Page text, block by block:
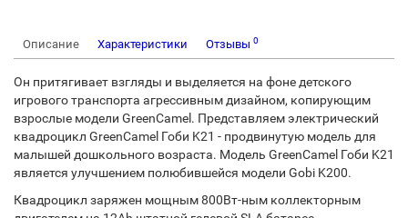
Описание Характеристики Отзывы 0
Он притягивает взгляды и выделяется на фоне детского
игрового транспорта агрессивным дизайном, копирующим
взрослые модели GreenCamel. Представляем электрический
квадроцикл GreenCamel Гоби K21 - продвинутую модель для
малышей дошкольного возраста. Модель GreenCamel Гоби K21
является улучшением полюбившейся модели Gobi K200.
Квадроцикл заряжен мощным 800Вт-ным коллекторным